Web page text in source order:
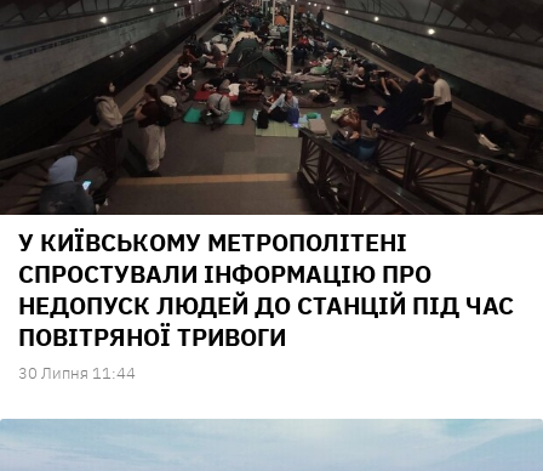
У КИЇВСЬКОМУ МЕТРОПОЛІТЕНІ
СПРОСТУВАЛИ ІНФОРМАЦІЮ ПРО
НЕДОПУСК ЛЮДЕЙ ДО СТАНЦІЙ ПІД ЧАС
ПОВІТРЯНОЇ ТРИВОГИ
30 Липня 11:44